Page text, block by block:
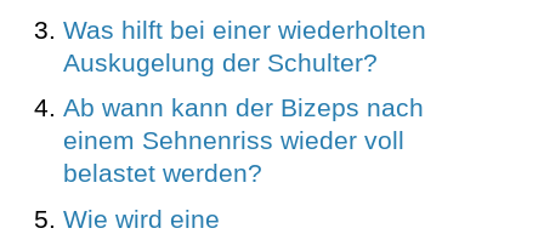
Was hilft bei einer wiederholten
Auskugelung der Schulter?
Ab wann kann der Bizeps nach
einem Sehnenriss wieder voll
belastet werden?
Wie wird eine